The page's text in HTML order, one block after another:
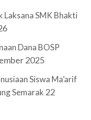
Laksana SMK Bhakti
Dana BOSP
2025
Siswa Ma’arif
Semarak 22